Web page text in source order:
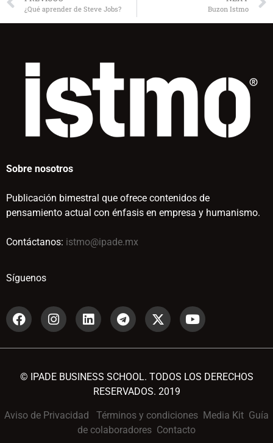
¿Qué aprender de Steve Jobs? Buzon Istmo
Sobre nosotros
Publicación bimestral que ofrece contenidos de
pensamiento actual con énfasis en empresa y humanismo.
Contáctanos: istmo@ipade.mx
Síguenos
© IPADE BUSINESS SCHOOL. TODOS LOS DERECHOS
RESERVADOS. 2019
Aviso de Privacidad Términos y condiciones Media Kit Guía
de colaboradores Contacto